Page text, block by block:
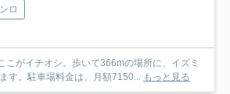
ロ
こがイチオシ。歩いて366mの場所に、イズミ
す。駐車場料金は、月額7150... もっと見る